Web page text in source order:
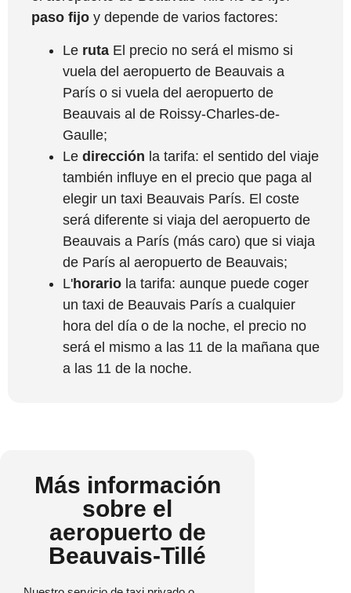
paso fijo y depende de varios factores:
Le ruta El precio no será el mismo si
vuela del aeropuerto de Beauvais a
París o si vuela del aeropuerto de
Beauvais al de Roissy-Charles-de-
Gaulle;
Le dirección la tarifa: el sentido del viaje
también influye en el precio que paga al
elegir un taxi Beauvais París. El coste
será diferente si viaja del aeropuerto de
Beauvais a París (más caro) que si viaja
de París al aeropuerto de Beauvais;
L'horario la tarifa: aunque puede coger
un taxi de Beauvais París a cualquier
hora del día o de la noche, el precio no
será el mismo a las 11 de la mañana que
a las 11 de la noche.
Más información
sobre el
aeropuerto de
Beauvais-Tillé